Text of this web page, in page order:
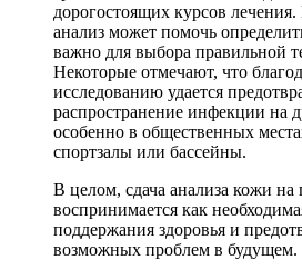
дорогостоящих курсов
анализ может помочь
важно для выбора правильной
Некоторые отмечают, что
исследованию удается
распространение инфекции на
особенно в общественных
спортзалы или бассейны.
В целом, сдача анализа кожи на
воспринимается как
поддержания здоровья и
возможных проблем в будущем.